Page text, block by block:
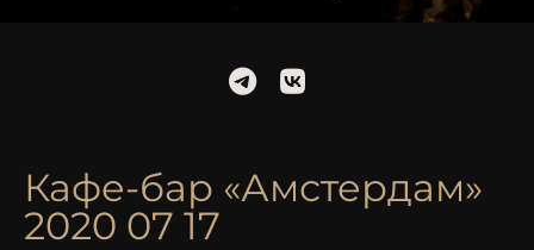
Кафе-бар «Амстердам»
2020 07 17